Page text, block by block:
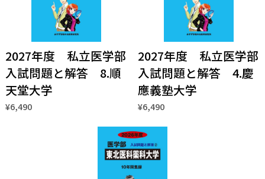
2027年度 私立医学部
入試問題と解答 8.順
天堂大学
¥6,490
2027年度 私立医学部
入試問題と解答 4.慶
應義塾大学
¥6,490